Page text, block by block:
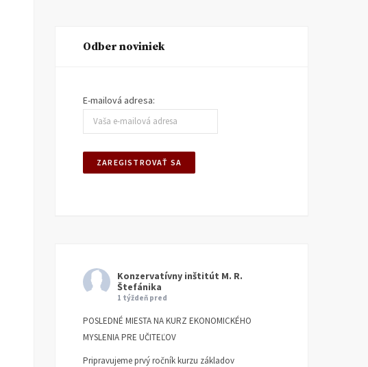
Odber noviniek
E-mailová adresa:
Konzervatívny inštitút M. R.
Štefánika
1 týždeň pred
POSLEDNÉ MIESTA NA KURZ EKONOMICKÉHO
MYSLENIA PRE UČITEĽOV
Pripravujeme prvý ročník kurzu základov